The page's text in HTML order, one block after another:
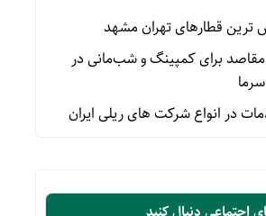
ترین قطارهای تهران مشهد
مقاصد برای کمپینگ و شب‌مانی در
در انواع شرکت های ریلی ایران